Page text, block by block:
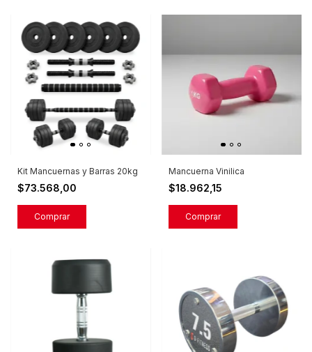
Kit Mancuernas y Barras 20kg
$73.568,00
Mancuerna Vinilica
$18.962,15
Comprar